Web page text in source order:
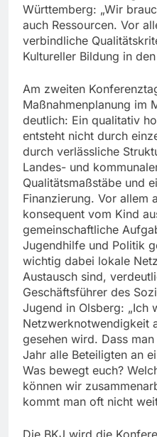
Württemberg: „Wir
auch Ressourcen. Vor
verbindliche
Kultureller Bildung in
Am zweiten
Maßnahmenplanung im
deutlich: Ein qualitativ
entsteht nicht durch
durch verlässliche
Landes- und
Qualitätsmaßstäbe und
Finanzierung. Vor allem
konsequent vom Kind
gemeinschaftliche
Jugendhilfe und Politik
wichtig dabei lokale
Austausch sind,
Geschäftsführer des
Jugend in Olsberg: „Ich
Netzwerknotwendigkeit
gesehen wird. Dass
Jahr alle Beteiligten an
Was bewegt euch?
können wir
kommt man oft nicht
Die BKJ wird die